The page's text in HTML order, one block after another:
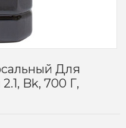
Для
Bk, 700 Г,